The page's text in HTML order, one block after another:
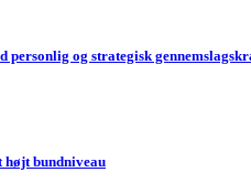
og strategisk
højt bundniveau